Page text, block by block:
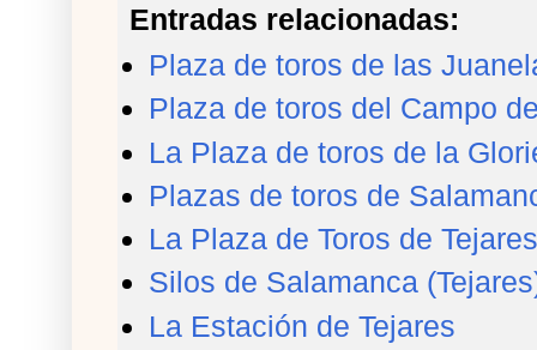
Entradas relacionadas:
Plaza de toros de las
Plaza de toros del Campo
La Plaza de toros de la
Plazas de toros de
La Plaza de Toros de Tejares
Silos de Salamanca
La Estación de Tejares